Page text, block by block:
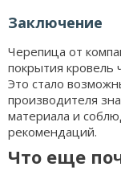
Заключение
Черепица от
покрытия кровель
Это стало
производителя
материала и
рекомендаций.
Что еще